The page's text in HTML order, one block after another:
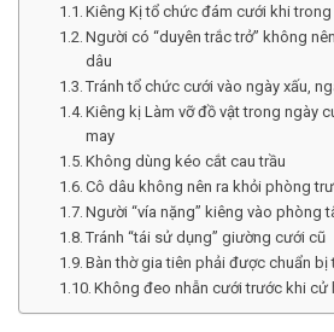
Kiêng Kị tổ chức đám cưới khi
Người có “duyên trắc trở” không
dâu
Tránh tổ chức cưới vào ngày xấu,
Kiêng kị Làm vỡ đồ vật trong ngày
may
Không dùng kéo cắt cau trầu
Cô dâu không nên ra khỏi phòng
Người “vía nặng” kiêng vào phòng
Tránh “tái sử dụng” giường cưới cũ
Bàn thờ gia tiên phải được chuẩn bị
Không đeo nhẫn cưới trước khi cử